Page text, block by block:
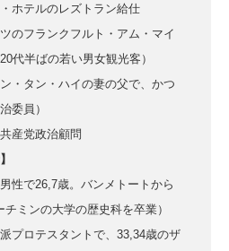
ホテルのレズトラン給仕
のフランクフルト・アム・マイ
代半ばの若い男女観光客）
・タン・ハイの妻の父で、かつ
委員）
産党政治顧問
性で26,7歳。バンメトートから
ミンの大学の歴史科を卒業）
プロテスタントで、33,34歳のザ